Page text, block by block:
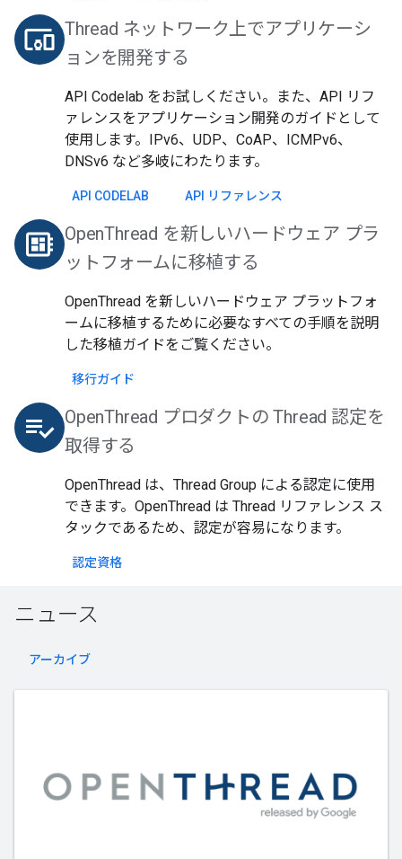
devices_other Thread ネットワーク上でアプリケーシ
ョンを開発する
API Codelab をお試しください。また、API リフ
ァレンスをアプリケーション開発のガイドとして
使用します。IPv6、UDP、CoAP、ICMPv6、
DNSv6 など多岐にわたります。
API CODELAB API リファレンス
developer_board OpenThread を新しいハードウェア プラ
ットフォームに移植する
OpenThread を新しいハードウェア プラットフォ
ームに移植するために必要なすべての手順を説明
した移植ガイドをご覧ください。
移行ガイド
playlist_add_check OpenThread プロダクトの Thread 認定を
取得する
OpenThread は、Thread Group による認定に使用
できます。OpenThread は Thread リファレンス ス
タックであるため、認定が容易になります。
認定資格
ニュース
アーカイブ